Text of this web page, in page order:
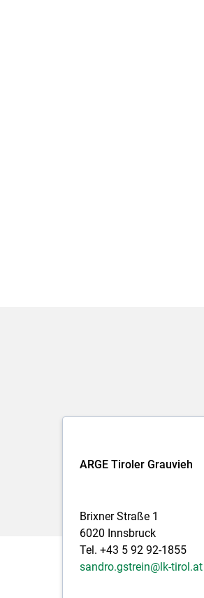
ARGE Tiroler Grauvieh
Brixner Straße 1
6020 Innsbruck
Tel. +43 5 92 92-1855
sandro.gstrein@lk-tirol.at